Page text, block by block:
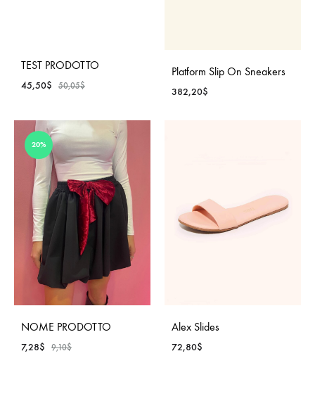
TEST PRODOTTO
45,50$ 50,05$
Platform Slip On Sneakers
382,20$
20%
NOME PRODOTTO
7,28$ 9,10$
Alex Slides
72,80$